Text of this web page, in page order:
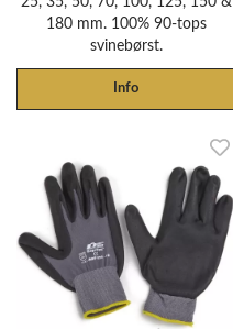
180 mm. 100% 90-tops
svinebørst.
Info